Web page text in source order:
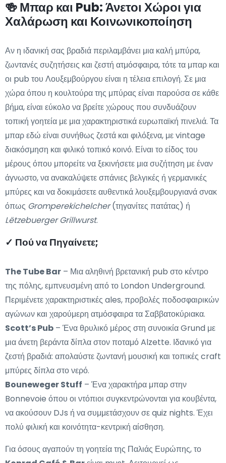
🍻 Μπαρ και Pub: Άνετοι Χώροι για
Χαλάρωση και Κοινωνικοποίηση
Αν η ιδανική σας βραδιά περιλαμβάνει μια καλή μπύρα,
ζωντανές συζητήσεις και ζεστή ατμόσφαιρα, τότε τα μπαρ και
οι pub του Λουξεμβούργου είναι η τέλεια επιλογή. Σε μια
χώρα όπου η κουλτούρα της μπύρας είναι παρούσα σε κάθε
βήμα, είναι εύκολο να βρείτε χώρους που συνδυάζουν
τοπική γοητεία με μια χαρακτηριστικά ευρωπαϊκή πινελιά. Τα
μπαρ εδώ είναι συνήθως ζεστά και φιλόξενα, με vintage
διακόσμηση και φιλικό τοπικό κοινό. Είναι το είδος του
μέρους όπου μπορείτε να ξεκινήσετε μια συζήτηση με έναν
άγνωστο, να ανακαλύψετε σπάνιες βελγικές ή γερμανικές
μπύρες και να δοκιμάσετε αυθεντικά λουξεμβουργιανά σνακ
όπως Gromperekichelcher(τηγανίτες πατάτας) ή
Lëtzebuerger Grillwurst.
✓ Πού να Πηγαίνετε;
The Tube Bar – Μια αληθινή βρετανική pub στο κέντρο
της πόλης, εμπνευσμένη από το London Underground.
Περιμένετε χαρακτηριστικές ales, προβολές ποδοσφαιρικών
αγώνων και χαρούμερη ατμόσφαιρα τα Σαββατοκύριακα.
Scott’s Pub – Ένα θρυλικό μέρος στη συνοικία Grund με
μια άνετη βεράντα δίπλα στον ποταμό Alzette. Ιδανικό για
ζεστή βραδιά: απολαύστε ζωντανή μουσική και τοπικές craft
μπύρες δίπλα στο νερό.
Bouneweger Stuff – Ένα χαρακτήρα μπαρ στην
Bonnevoie όπου οι ντόπιοι συγκεντρώνονται για κουβέντα,
να ακούσουν DJs ή να συμμετάσχουν σε quiz nights. Έχει
πολύ φιλική και κοινότητα-κεντρική αίσθηση.
Για όσους αγαπούν τη γοητεία της Παλιάς Ευρώπης, το